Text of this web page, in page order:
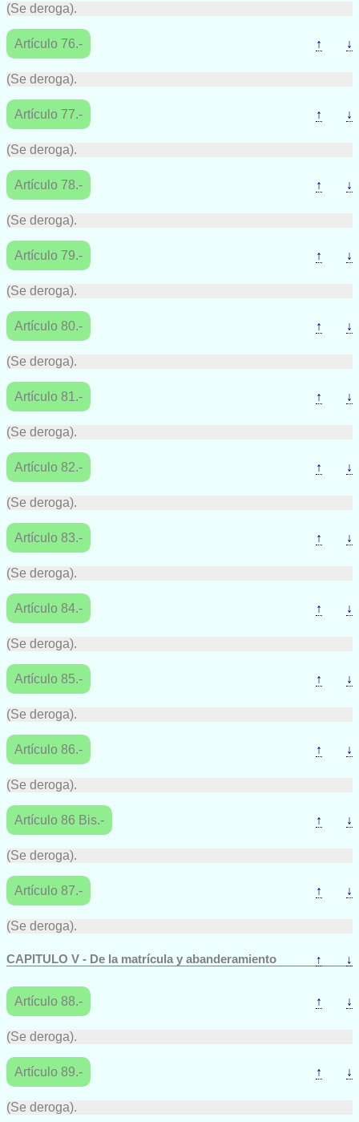
(Se deroga).
Artículo 76.- ↑ ↓
(Se deroga).
Artículo 77.- ↑ ↓
(Se deroga).
Artículo 78.- ↑ ↓
(Se deroga).
Artículo 79.- ↑ ↓
(Se deroga).
Artículo 80.- ↑ ↓
(Se deroga).
Artículo 81.- ↑ ↓
(Se deroga).
Artículo 82.- ↑ ↓
(Se deroga).
Artículo 83.- ↑ ↓
(Se deroga).
Artículo 84.- ↑ ↓
(Se deroga).
Artículo 85.- ↑ ↓
(Se deroga).
Artículo 86.- ↑ ↓
(Se deroga).
Artículo 86 Bis.- ↑ ↓
(Se deroga).
Artículo 87.- ↑ ↓
(Se deroga).
CAPITULO V - De la matrícula y abanderamiento ↑ ↓
Artículo 88.- ↑ ↓
(Se deroga).
Artículo 89.- ↑ ↓
(Se deroga).